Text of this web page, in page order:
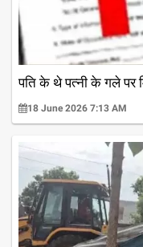
पति के थे पत्नी के गले पर
18 June 2026 7:13 AM